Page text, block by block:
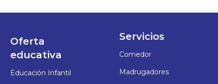
Oferta
educativa
Educación Infantil
Servicios
Comedor
Madrugadores